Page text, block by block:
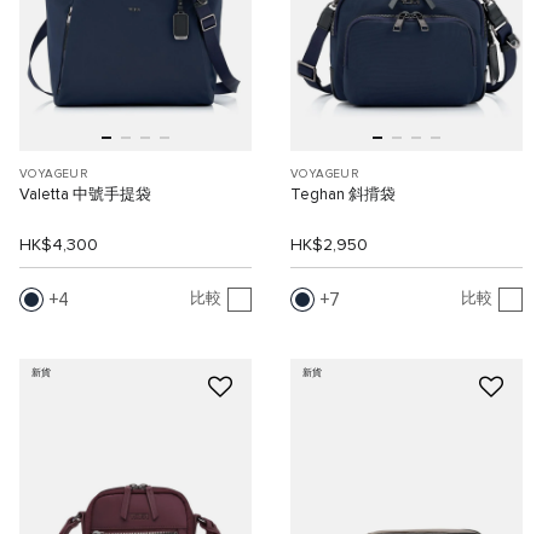
VOYAGEUR
Valetta 中號手提袋
HK$4,300
4 比較
VOYAGEUR
Teghan 斜揹袋
HK$2,950
7 比較
新貨 新貨